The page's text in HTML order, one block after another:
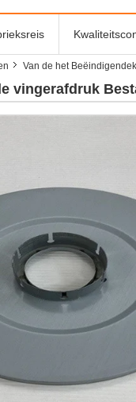
Van de het
vingerafdruk